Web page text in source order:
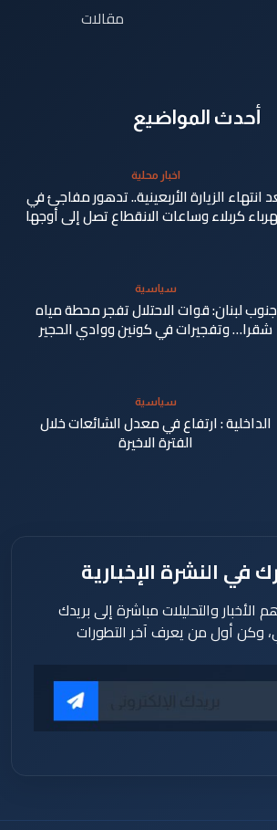
مقالات
أحدث المواضيع
اخبار محلية
انتهاء الزيارة الأربعينية.. تدهور مفاجئ في
كربلاء وساعات الانقطاع تصل إلى أوجها
سياسية
جنوب لبنان: قوات الاحتلال تفجر محطة مياه
شقرا… وتفجيرات في كونين ووادي الحجير
سياسية
الداخلية : ارتفاع في معدل الشائعات خلال
الفترة الاخيرة
في النشرة الإخبارية
والتحليلات مباشرة إلى بريدك
وكن أول من يعرف آخر التطورات